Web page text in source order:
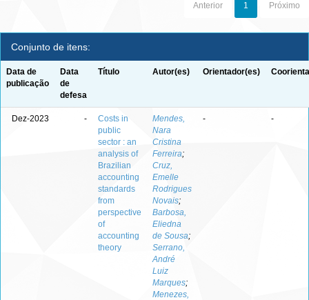
Anterior 1 Próximo
Conjunto de itens:
Data de
publicação
Data
de
defesa
Título Autor(es) Orientador(es)
Dez-2023 -
Costs in
public
sector : an
analysis of
Brazilian
accounting
standards
from
perspective
of
accounting
theory
Mendes,
Nara
Cristina
Ferreira;
Cruz,
Emelle
Rodrigues
Novais;
Barbosa,
Eliedna
de Sousa;
Serrano,
André
Luiz
Marques;
Menezes,
- -